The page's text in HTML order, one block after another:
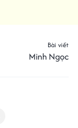
Bài viết
Minh Ngọc